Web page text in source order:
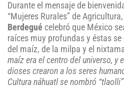
Durante el mensaje de
“Mujeres Rurales” de
Berdegué celebró que México
raíces muy profundas y éstas
del maíz, de la milpa y el
maíz era el centro del universo, y
dioses crearon a los seres
Cultura náhuatl se nombró